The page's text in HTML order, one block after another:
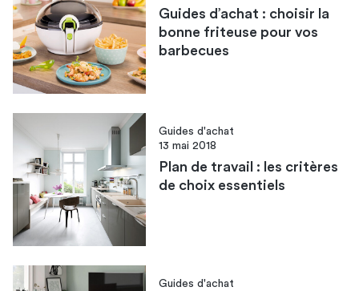
Guides d’achat : choisir la
bonne friteuse pour vos
barbecues
Guides d'achat
13 mai 2018
Plan de travail : les critères
de choix essentiels
Guides d'achat